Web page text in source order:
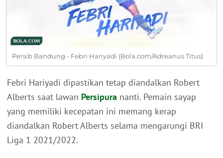
Persib Bandung - Febri Hariyadi (Bola.com/Adreanus Titus)
Febri Hariyadi dipastikan tetap diandalkan Robert
Alberts saat lawan Persipura nanti. Pemain sayap
yang memiliki kecepatan ini memang kerap
diandalkan Robert Alberts selama mengarungi BRI
Liga 1 2021/2022.